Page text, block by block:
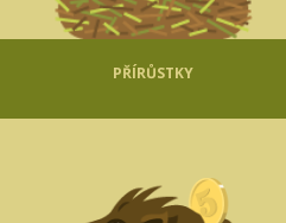
PŘÍRŮSTKY